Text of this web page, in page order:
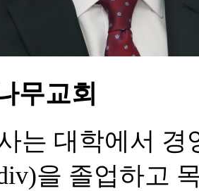
무교회
는 대학에서
을 졸업하고